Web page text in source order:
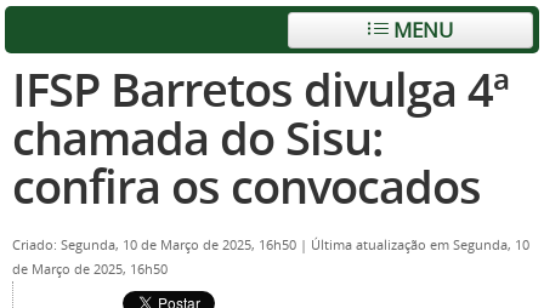
MENU
IFSP Barretos divulga 4ª
chamada do Sisu:
confira os convocados
Criado: Segunda, 10 de Março de 2025, 16h50 | Última atualização em Segunda, 10
de Março de 2025, 16h50